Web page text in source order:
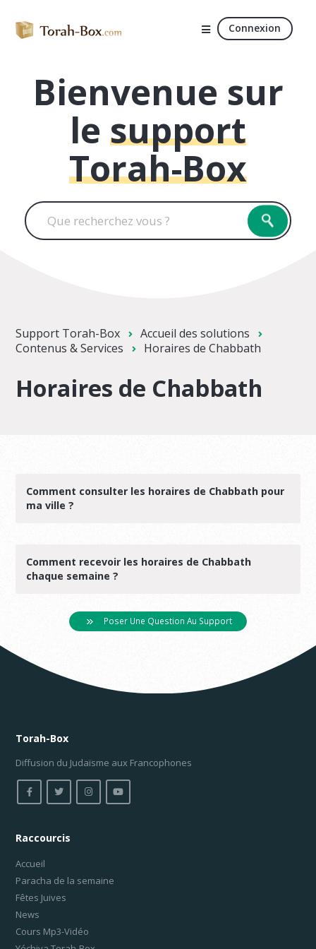
Connexion
Bienvenue sur
le support
Torah-Box
Support Torah-Box
Accueil des solutions
Contenus & Services
Horaires de Chabbath
Horaires de Chabbath
Comment consulter les horaires de Chabbath pour
ma ville ?
Comment recevoir les horaires de Chabbath
chaque semaine ?
Poser Une Question Au Support
Torah-Box
Diffusion du Judaïsme aux Francophones
Raccourcis
Accueil
Paracha de la semaine
Fêtes Juives
News
Cours Mp3-Vidéo